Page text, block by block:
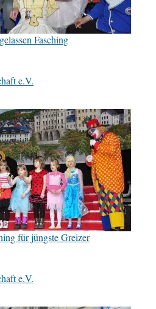
Fasching
e.V.
für jüngste Greizer
e.V.